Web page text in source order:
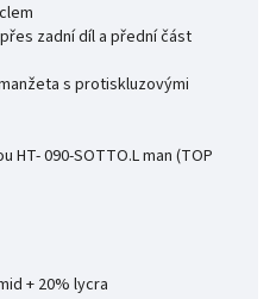
zadní díl a přední část
s protiskluzovými
090-SOTTO.L man (TOP
+ 20% lycra